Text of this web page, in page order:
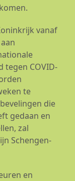
vanaf
tegen COVID-
te
die
gedaan en
zal
Schengen-
en